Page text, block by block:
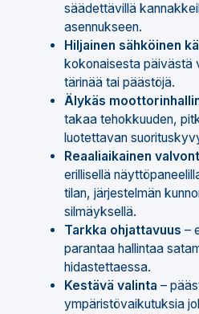
säädettävillä
asennukseen.
Hiljainen sähköinen
kokonaisesta päivästä
tärinää tai päästöjä.
Älykäs
takaa tehokkuuden,
luotettavan
Reaaliaikainen
erillisellä
tilan, järjestelmän
silmäyksellä.
Tarkka ohjattavuus –
parantaa hallintaa
hidastettaessa.
Kestävä valinta –
ympäristövaikutuksia